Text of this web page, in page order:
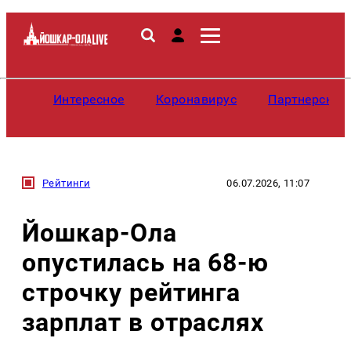
Интересное Коронавирус
Рейтинги 06.07.2026, 11:07
Йошкар-Ола
опустилась на 68-ю
строчку рейтинга
зарплат в отраслях